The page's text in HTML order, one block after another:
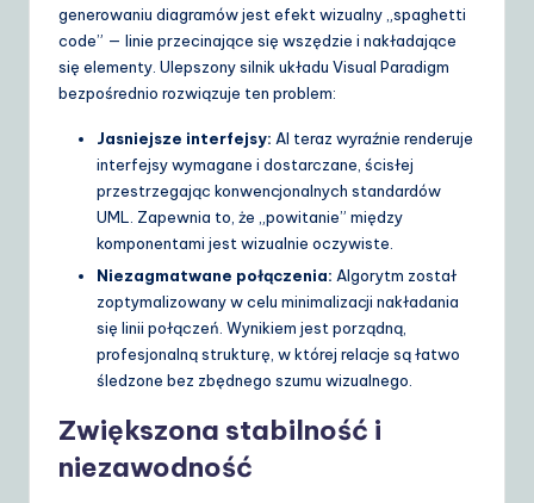
generowaniu diagramów jest efekt wizualny „spaghetti
code” — linie przecinające się wszędzie i nakładające
się elementy. Ulepszony silnik układu Visual Paradigm
bezpośrednio rozwiązuje ten problem:
Jasniejsze interfejsy: AI teraz wyraźnie renderuje
interfejsy wymagane i dostarczane, ścisłej
przestrzegając konwencjonalnych standardów
UML. Zapewnia to, że „powitanie” między
komponentami jest wizualnie oczywiste.
Niezagmatwane połączenia: Algorytm został
zoptymalizowany w celu minimalizacji nakładania
się linii połączeń. Wynikiem jest porządną,
profesjonalną strukturę, w której relacje są łatwo
śledzone bez zbędnego szumu wizualnego.
Zwiększona stabilność i
niezawodność